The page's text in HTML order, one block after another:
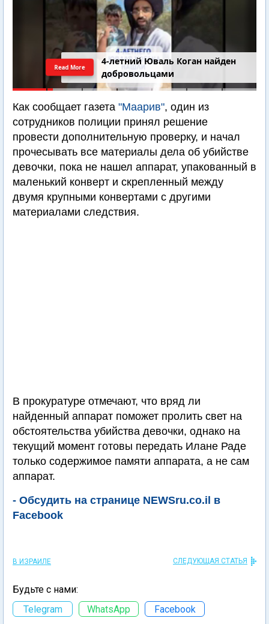
4-летний Юваль Коган найден
добровольцами
Read More
Как сообщает газета "Маарив", один из
сотрудников полиции принял решение
провести дополнительную проверку, и начал
прочесывать все материалы дела об убийстве
девочки, пока не нашел аппарат, упакованный в
маленький конверт и скрепленный между
двумя крупными конвертами с другими
материалами следствия.
В прокуратуре отмечают, что вряд ли
найденный аппарат поможет пролить свет на
обстоятельства убийства девочки, однако на
текущий момент готовы передать Илане Раде
только содержимое памяти аппарата, а не сам
аппарат.
- Обсудить на странице NEWSru.co.il в
Facebook
В ИЗРАИЛЕ СЛЕДУЮЩАЯ СТАТЬЯ
Будьте с нами:
Telegram
WhatsApp Facebook